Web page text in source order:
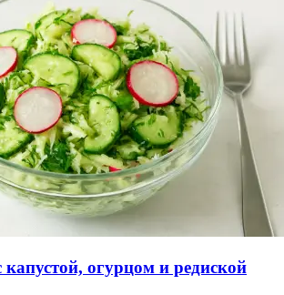
капустой, огурцом и редиской